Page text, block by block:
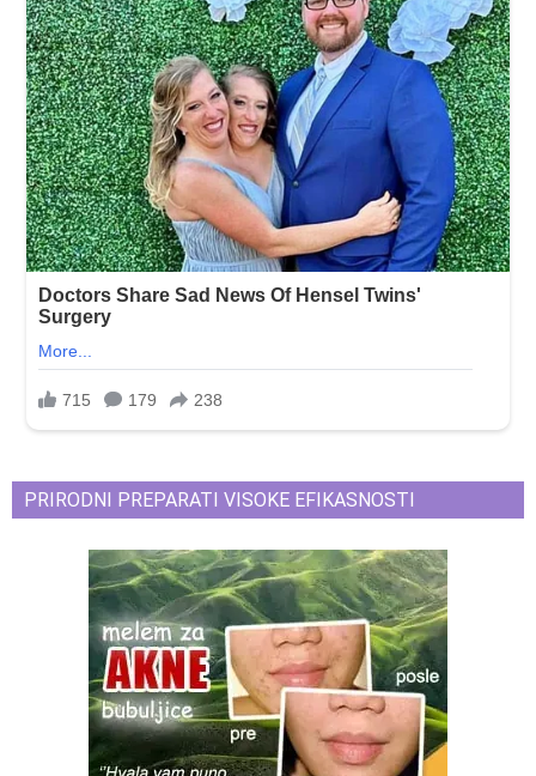
PRIRODNI PREPARATI VISOKE EFIKASNOSTI